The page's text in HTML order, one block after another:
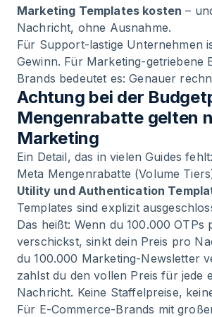
Marketing Templates kosten –
Nachricht, ohne Ausnahme.
Für Support-lastige Unternehmen
Gewinn. Für Marketing-getriebene
Brands bedeutet es: Genauer
Achtung bei der
Mengenrabatte gelten
Marketing
Ein Detail, das in vielen Guides
Meta Mengenrabatte (Volume
Utility und Authentication
Templates sind explizit
Das heißt: Wenn du 100.000 OTPs
verschickst, sinkt dein Preis pro
du 100.000 Marketing-Newsletter
zahlst du den vollen Preis für jede
Nachricht. Keine Staffelpreise,
Für E-Commerce-Brands mit